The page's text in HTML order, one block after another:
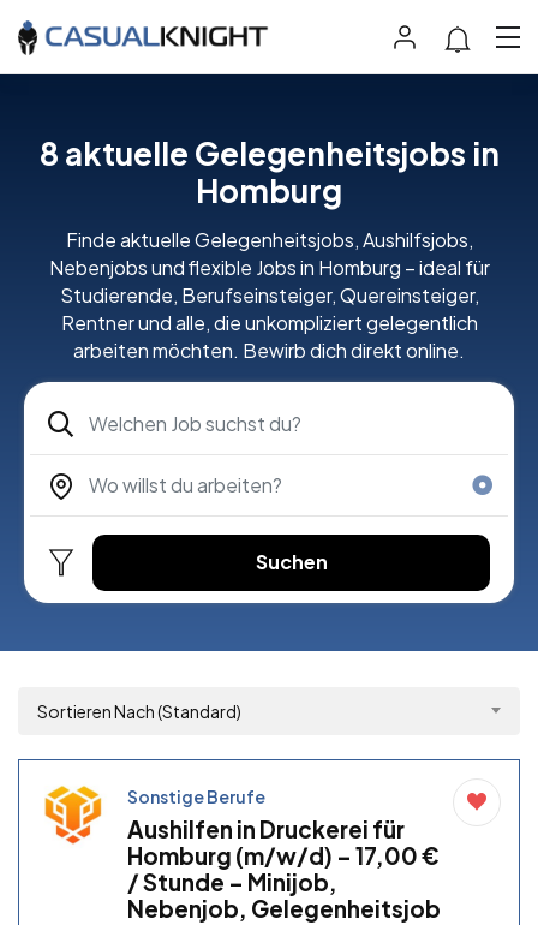
8 aktuelle Gelegenheitsjobs in
Homburg
Finde aktuelle Gelegenheitsjobs, Aushilfsjobs,
Nebenjobs und flexible Jobs in Homburg – ideal für
Studierende, Berufseinsteiger, Quereinsteiger,
Rentner und alle, die unkompliziert gelegentlich
arbeiten möchten. Bewirb dich direkt online.
Suchen
Sortieren Nach (Standard)
Sonstige Berufe
Aushilfen in Druckerei für
Homburg (m/w/d) – 17,00 €
/ Stunde – Minijob,
Nebenjob, Gelegenheitsjob